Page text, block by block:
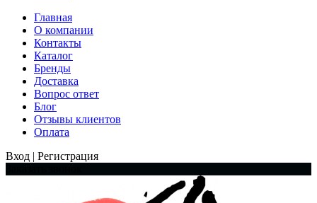
Главная
О компании
Контакты
Каталог
Бренды
Доставка
Вопрос ответ
Блог
Отзывы клиентов
Оплата
Вход | Регистрация